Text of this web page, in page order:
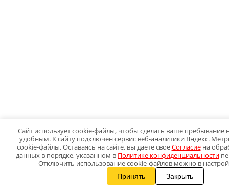
Сайт использует cookie-файлы, чтобы сделать ваше
удобным. К сайту подключен сервис веб-аналитики Яндекс.
cookie-файлы. Оставаясь на сайте, вы даёте своеСогласиена
данных в порядке, указанном в Политике конфиденциальности
Отключить использование cookie-файлов можно в
Принять Закрыть